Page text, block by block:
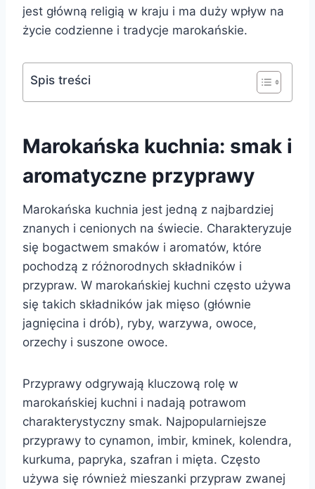
jest główną religią w kraju i ma duży wpływ na
życie codzienne i tradycje marokańskie.
Spis treści
Marokańska kuchnia: smak i
aromatyczne przyprawy
Marokańska kuchnia jest jedną z najbardziej
znanych i cenionych na świecie. Charakteryzuje
się bogactwem smaków i aromatów, które
pochodzą z różnorodnych składników i
przypraw. W marokańskiej kuchni często używa
się takich składników jak mięso (głównie
jagnięcina i drób), ryby, warzywa, owoce,
orzechy i suszone owoce.
Przyprawy odgrywają kluczową rolę w
marokańskiej kuchni i nadają potrawom
charakterystyczny smak. Najpopularniejsze
przyprawy to cynamon, imbir, kminek, kolendra,
kurkuma, papryka, szafran i mięta. Często
używa się również mieszanki przypraw zwanej